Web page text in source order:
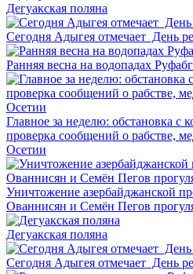
Дегуакская поляна
Сегодня Адыгея отмечает День
Ранняя весна на водопадах
Главное за неделю: обстановка
проверка сообщений о рабстве,
Осетии
Уничтожение азербайджанской
Ованнисян и Семён Пегов
Дегуакская поляна
Сегодня Адыгея отмечает День